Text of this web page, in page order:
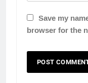
Save my
browser for the